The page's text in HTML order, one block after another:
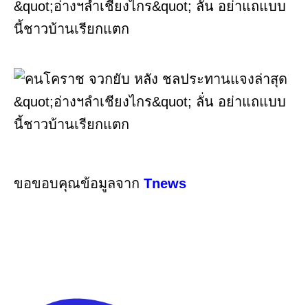
ขอขอบคุณข้อมูลจาก Tnews